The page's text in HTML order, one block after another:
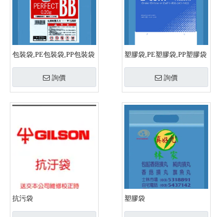
包裝袋,PE包裝袋,PP包裝袋
詢價
塑膠袋,PE塑膠袋,PP塑膠袋
詢價
抗污袋 塑膠袋